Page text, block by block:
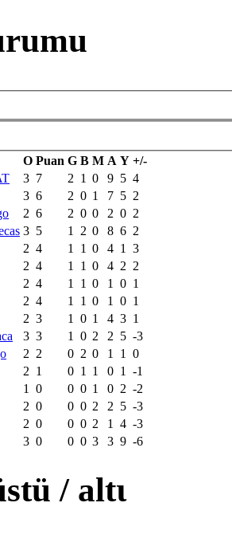
O Puan G B M A Y +/-
3 7 2 1 0 9 5 4
3 6 2 0 1 7 5 2
2 6 2 0 0 2 0 2
3 5 1 2 0 8 6 2
2 4 1 1 0 4 1
3
2 4 1 1 0 4 2 2
2 4 1 1 0 1 0 1
2 4 1 1 0 1 0 1
2 3 1 0 1 4 3 1
3 3 1 0 2 2 5 -3
2 2 0 2 0 1 1
0
2 1 0 1 1 0 1
-1
1 0 0 0 1 0 2 -2
2 0 0 0 2 2 5 -3
2 0 0 0 2 1 4 -3
3 0 0 0 3 3 9 -6
/ altι